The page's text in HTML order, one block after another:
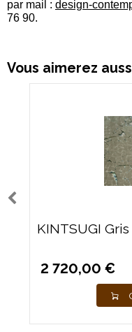
par mail : design-
76 90.
Vous aimerez
KINTSUGI
2 720,00 €